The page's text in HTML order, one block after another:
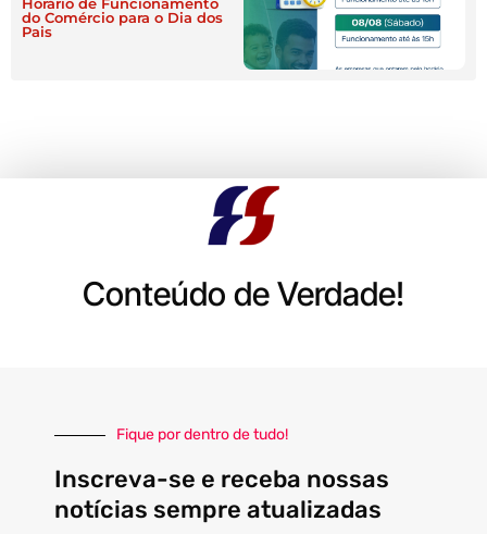
do Comércio para o Dia dos
Pais
Conteúdo de Verdade!
Fique por dentro de tudo!
Inscreva-se e receba nossas
notícias sempre atualizadas